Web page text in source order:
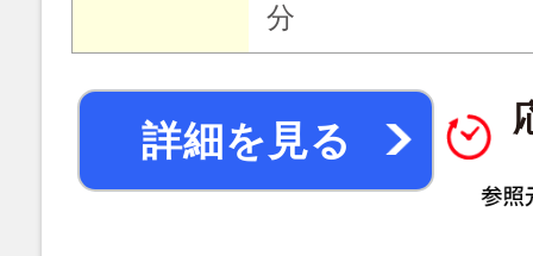
分
詳細を見る